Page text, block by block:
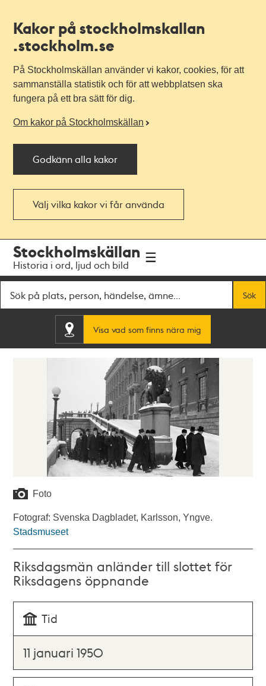
Kakor på stockholmskallan
.stockholm.se
På Stockholmskällan använder vi kakor, cookies, för att
sammanställa statistik och för att webbplatsen ska
fungera på ett bra sätt för dig.
Om kakor på Stockholmskällan
Godkänn alla kakor
Välj vilka kakor vi får använda
navigationen
huvudinnehållet
Stockholmskällan
Historia i ord, ljud och bild
Sök
Visa vad som finns nära mig
Foto
Fotograf: Svenska Dagbladet, Karlsson, Yngve.
Stadsmuseet
Riksdagsmän anländer till slottet för
Riksdagens öppnande
Tid
11 januari 1950